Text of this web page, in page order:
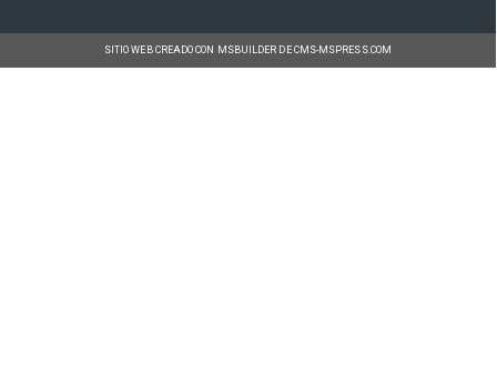
SITIO WEB CREADO CON MSBUILDER DE CMS-MSPRESS.COM